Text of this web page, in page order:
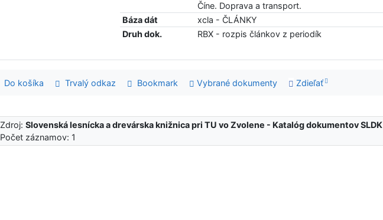
Číne. Doprava a transport.
Báza dát
xcla - ČLÁNKY
Druh dok.
RBX - rozpis článkov z periodík
Do košíka Trvalý odkaz Bookmark Vybrané dokumenty Zdieľať
Zdroj:Slovenská lesnícka a drevárska knižnica pri TU vo Zvolene - Katalóg dokumentov SLDK
Počet záznamov: 1